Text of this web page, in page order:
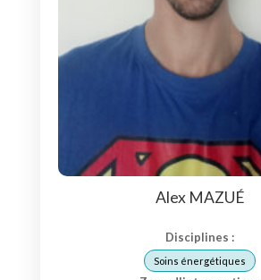
Alex MAZUÉ
Disciplines :
Soins énergétiques